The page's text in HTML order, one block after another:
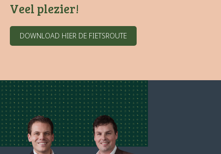
Veel plezier!
DOWNLOAD HIER DE FIETSROUTE